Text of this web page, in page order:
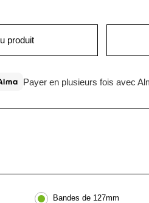
produit
Payer en plusieurs fois avec
Bandes de 127mm